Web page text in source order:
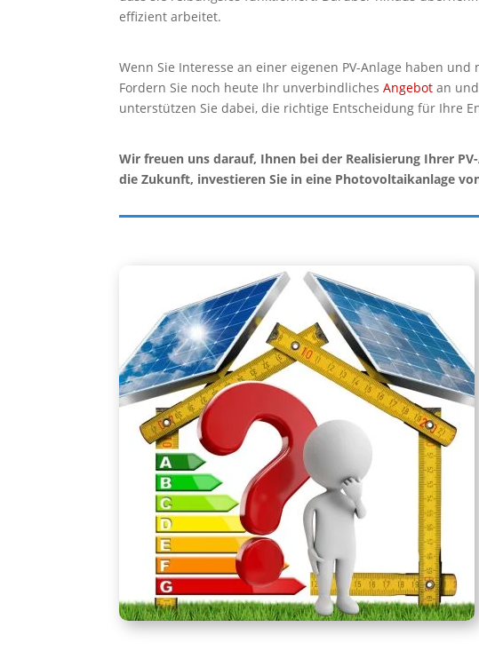
effizient arbeitet.
Wenn Sie Interesse an einer eigenen PV-Anlage haben
Fordern Sie noch heute Ihr unverbindlichesAngebot an
unterstützen Sie dabei, die richtige Entscheidung für Ihre
Wir freuen uns darauf, Ihnen bei der Realisierung Ihrer
die Zukunft, investieren Sie in eine Photovoltaikanlage